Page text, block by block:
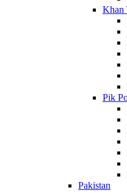
Khan
Pik
Pakistan